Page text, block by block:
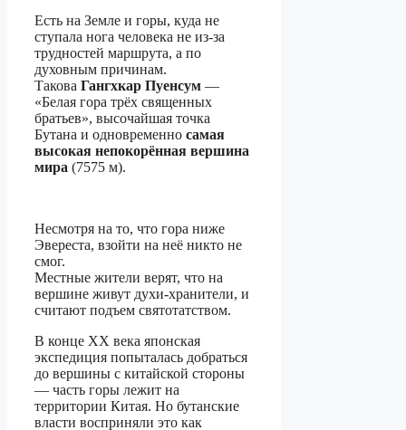
Есть на Земле и горы, куда не
ступала нога человека не из-за
трудностей маршрута, а по
духовным причинам.
Такова Гангхкар Пуенсум —
«Белая гора трёх священных
братьев», высочайшая точка
Бутана и одновременно самая
высокая непокорённая вершина
мира (7575 м).
Несмотря на то, что гора ниже
Эвереста, взойти на неё никто не
смог.
Местные жители верят, что на
вершине живут духи-хранители, и
считают подъем святотатством.
В конце XX века японская
экспедиция попыталась добраться
до вершины с китайской стороны
— часть горы лежит на
территории Китая. Но бутанские
власти восприняли это как